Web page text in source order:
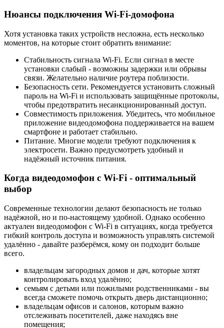
Нюансы подключения Wi-Fi-домофона
Хотя установка таких устройств несложна, есть несколько
моментов, на которые стоит обратить внимание:
Стабильность сигнала Wi-Fi. Если сигнал в месте
установки слабый - возможны задержки или обрывы
связи. Желательно наличие роутера поблизости.
Безопасность сети. Рекомендуется установить сложный
пароль на Wi-Fi и использовать защищённые протоколы,
чтобы предотвратить несанкционированный доступ.
Совместимость приложения. Убедитесь, что мобильное
приложение видеодомофона поддерживается на вашем
смартфоне и работает стабильно.
Питание. Многие модели требуют подключения к
электросети. Важно предусмотреть удобный и
надёжный источник питания.
Когда видеодомофон с Wi-Fi - оптимальный
выбор
Современные технологии делают безопасность не только
надёжной, но и по-настоящему удобной. Однако особенно
актуален видеодомофон с Wi-Fi в ситуациях, когда требуется
гибкий контроль доступа и возможность управлять системой
удалённо - давайте разберёмся, кому он подходит больше
всего.
владельцам загородных домов и дач, которые хотят
контролировать вход удалённо;
семьям с детьми или пожилыми родственниками - вы
всегда сможете помочь открыть дверь дистанционно;
владельцам офисов и салонов, которым важно
отслеживать посетителей, даже находясь вне
помещения;